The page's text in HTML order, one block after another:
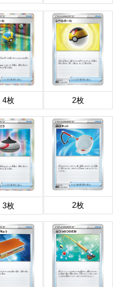
4枚 2枚
3枚 2枚